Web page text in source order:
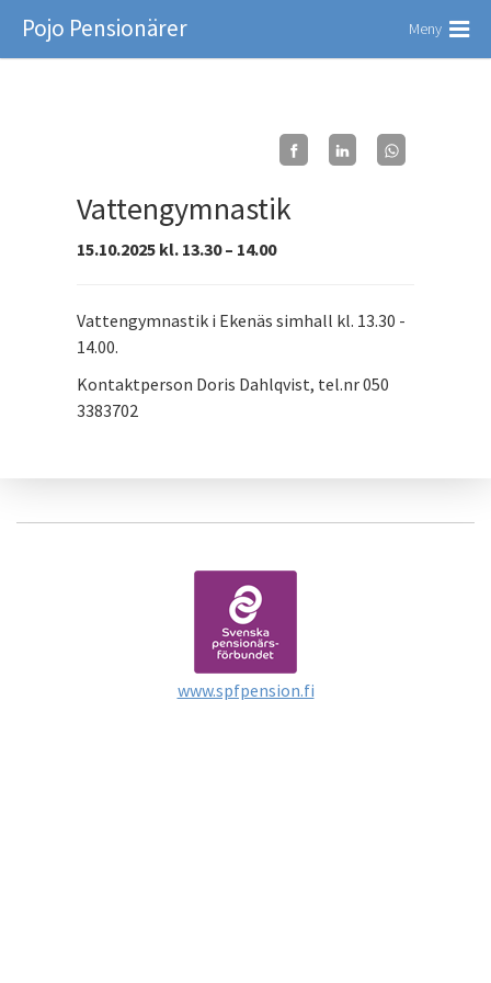
Pojo Pensionärer Meny
Vattengymnastik
15.10.2025 kl. 13.30 – 14.00
Vattengymnastik i Ekenäs simhall kl. 13.30 -
14.00.
Kontaktperson Doris Dahlqvist, tel.nr 050
3383702
www.spfpension.fi